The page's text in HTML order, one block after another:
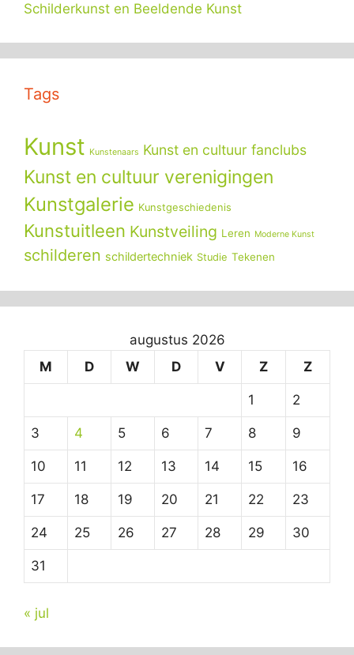
Schilderkunst en Beeldende Kunst
Tags
Kunst Kunstenaars Kunst en cultuur fanclubs
Kunst en cultuur verenigingen
Kunstgalerie Kunstgeschiedenis
Kunstuitleen Kunstveiling Leren Moderne Kunst
schilderen schildertechniek Studie Tekenen
augustus 2026
M
D W D V Z Z
1 2
3 4 5 6 7 8 9
10 11 12 13 14 15 16
17 18 19 20 21 22 23
24 25 26 27 28 29 30
31
« jul